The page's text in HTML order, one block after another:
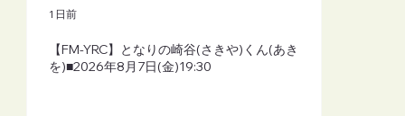
【FM-YRC】となりの崎谷(さきや)くん(あき
を)■2026年8月7日(金)19:30
1 日前